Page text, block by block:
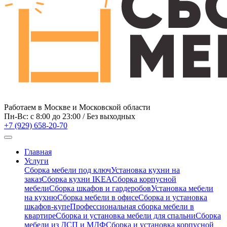
Работаем в Москве и Московской области
Пн-Вс: c 8:00 до 23:00 / Без выходных
+7 (929) 658-20-70
Главная
Услуги
Сборка мебели под ключУстановка кухни на
заказСборка кухни IKEAСборка корпусной
мебелиСборка шкафов и гардеробовУстановка мебели
на кухнюСборка мебели в офисеСборка и установка
шкафов-купеПрофессиональная сборка мебели в
квартиреСборка и установка мебели для спальниСборка
мебели из ДСП и МДФСборка и установка корпусной